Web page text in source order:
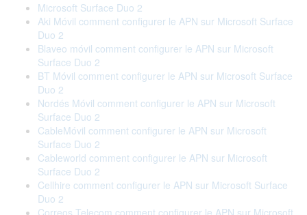
Microsoft Surface Duo 2
Aki Móvil comment configurer le APN sur Microsoft Surface
Duo 2
Blaveo móvil comment configurer le APN sur Microsoft
Surface Duo 2
BT Móvil comment configurer le APN sur Microsoft Surface
Duo 2
Nordés Móvil comment configurer le APN sur Microsoft
Surface Duo 2
CableMóvil comment configurer le APN sur Microsoft
Surface Duo 2
Cableworld comment configurer le APN sur Microsoft
Surface Duo 2
Cellhire comment configurer le APN sur Microsoft Surface
Duo 2
Correos Telecom comment configurer le APN sur Microsoft